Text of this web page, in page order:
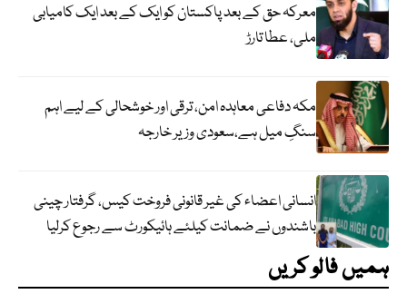
معرکہ حق کے بعد پاکستان کو ایک کے بعد ایک کامیابی
ملی، عطا تارڑ
مکہ دفاعی معاہدہ امن، ترقی اور خوشحالی کے لیے اہم
سنگِ میل ہے،سعودی وزیر خارجہ
انسانی اعضاء کی غیر قانونی فروخت کیس، گرفتار چینی
باشندوں نے ضمانت کیلئے ہائیکورٹ سے رجوع کرلیا
ہمیں فالو کریں